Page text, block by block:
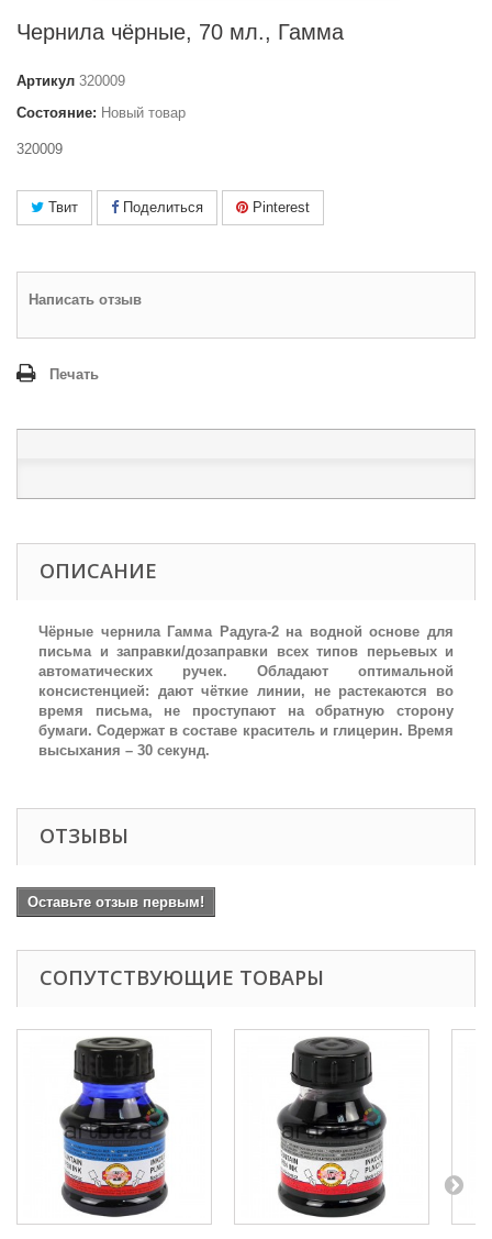
Чернила чёрные, 70 мл., Гамма
Артикул 320009
Состояние: Новый товар
320009
Твит Поделиться Pinterest
Написать отзыв
Печать
ОПИСАНИЕ
Чёрные чернила Гамма Радуга-2 на водной основе для
письма и заправки/дозаправки всех типов перьевых и
автоматических ручек. Обладают оптимальной
консистенцией: дают чёткие линии, не растекаются во
время письма, не проступают на обратную сторону
бумаги. Содержат в составе краситель и глицерин. Время
высыхания – 30 секунд.
ОТЗЫВЫ
Оставьте отзыв первым!
СОПУТСТВУЮЩИЕ ТОВАРЫ